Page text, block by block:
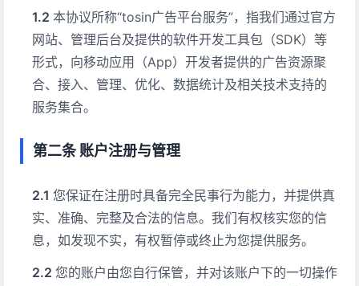
本协议所称“tosin广告平台服务”，指我们通过官方
网站、管理后台及提供的软件开发工具包（SDK）等
形式，向移动应用（App）开发者提供的广告资源聚
合、接入、管理、优化、数据统计及相关技术支持的
服务集合。
第二条 账户注册与管理
您保证在注册时具备完全民事行为能力，并提供真
实、准确、完整及合法的信息。我们有权核实您的信
息，如发现不实，有权暂停或终止为您提供服务。
您的账户由您自行保管，并对该账户下的一切操作